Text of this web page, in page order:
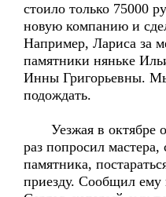
стоило только 75000
новую компанию и
Например, Лариса за
памятники няньке
Инны Григорьевны.
подождать.
Уезжая в октябре
раз попросил мастера,
памятника,
приезду. Сообщил ему